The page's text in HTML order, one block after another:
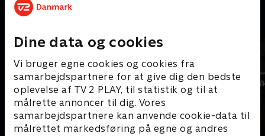
Dine data og cookies
Vi bruger egne cookies og cookies fra
samarbejdspartnere for at give dig den bedste
oplevelse af TV 2 PLAY, til statistik og til at
målrette annoncer til dig. Vores
samarbejdspartnere kan anvende cookie-data til
målrettet markedsføring på egne og andres
Mere indhold fra Disney+